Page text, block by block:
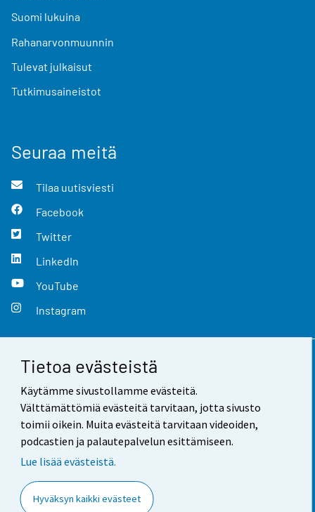
Tietoa evästeistä
Käytämme sivustollamme evästeitä.
Välttämättömiä evästeitä tarvitaan, jotta sivusto
toimii oikein. Muita evästeitä tarvitaan videoiden,
podcastien ja palautepalvelun esittämiseen.
Lue lisää evästeistä.
Hyväksyn kaikki evästeet
Suomi lukuina
Rahanarvonmuunnin
Tulevat julkaisut
Tutkimusaineistot
Seuraa meitä
Tilaa uutisviesti
Facebook
Twitter
LinkedIn
YouTube
Instagram
Yhteystiedot
Palaute
Käyttöehdot
Saavutettavuus